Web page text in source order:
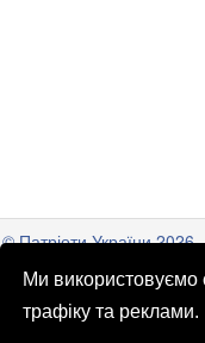
Ми використовуємо
трафіку та реклами.
© Патріоти України 2026